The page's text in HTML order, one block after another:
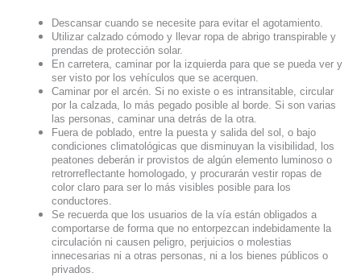
Descansar cuando se necesite para evitar el agotamiento.
Utilizar calzado cómodo y llevar ropa de abrigo transpirable y
prendas de protección solar.
En carretera, caminar por la izquierda para que se pueda ver y
ser visto por los vehículos que se acerquen.
Caminar por el arcén. Si no existe o es intransitable, circular
por la calzada, lo más pegado posible al borde. Si son varias
las personas, caminar una detrás de la otra.
Fuera de poblado, entre la puesta y salida del sol, o bajo
condiciones climatológicas que disminuyan la visibilidad, los
peatones deberán ir provistos de algún elemento luminoso o
retrorreflectante homologado, y procurarán vestir ropas de
color claro para ser lo más visibles posible para los
conductores.
Se recuerda que los usuarios de la vía están obligados a
comportarse de forma que no entorpezcan indebidamente la
circulación ni causen peligro, perjuicios o molestias
innecesarias ni a otras personas, ni a los bienes públicos o
privados.